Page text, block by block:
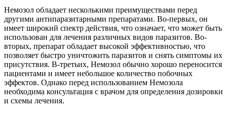
Немозол обладает несколькими преимуществами перед
другими антипаразитарными препаратами. Во-первых, он
имеет широкий спектр действия, что означает, что может быть
использован для лечения различных видов паразитов. Во-
вторых, препарат обладает высокой эффективностью, что
позволяет быстро уничтожить паразитов и снять симптомы их
присутствия. В-третьих, Немозол обычно хорошо переносится
пациентами и имеет небольшое количество побочных
эффектов. Однако перед использованием Немозола
необходима консультация с врачом для определения дозировки
и схемы лечения.